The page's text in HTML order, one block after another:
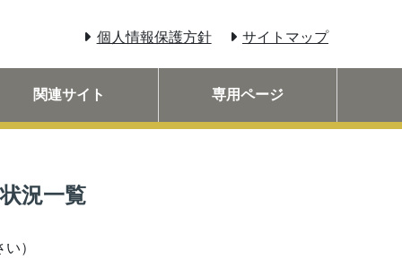
個人情報保護方針 サイトマップ
関連サイト 専用ページ
況一覧
）